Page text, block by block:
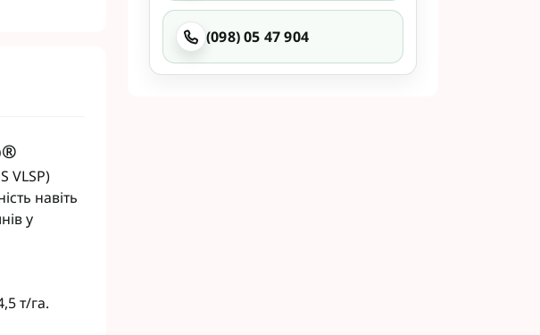
(098) 05 47 904
VLSP)
навіть
у
т/га.